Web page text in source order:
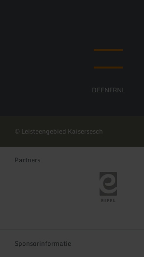
DEENFRNL
© Leisteengebied Kaisersesch
Partners
Eifel Tourismus
Sponsorinformatie